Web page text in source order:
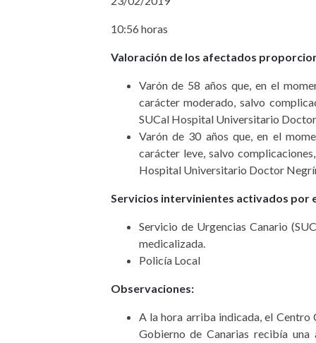
10:56 horas
Valoración de los afectados
Varón de 58 años que, en el
carácter moderado, salvo
SUCal Hospital Universitario
Varón de 30 años que, en el
carácter leve, salvo
Hospital Universitario Doctor
Servicios intervinientes activados por
Servicio de Urgencias Canario
medicalizada.
Policía Local
Observaciones:
A la hora arriba indicada, el Centro
Gobierno de Canarias recibía